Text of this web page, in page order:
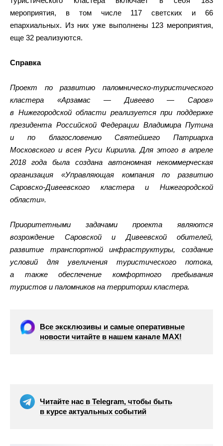
мероприятия, в том числе 117 светских и 66
епархиальных. Из них уже выполнены 123 мероприятия,
еще 32 реализуются.
Справка
Проект по развитию паломническо-туристического
кластера «Арзамас — Дивеево — Саров»
в Нижегородской области реализуется при поддержке
президента Российской Федерации Владимира Путина
и по благословению Святейшего Патриарха
Московского и всея Руси Кирилла. Для этого в апреле
2018 года была создана автономная некоммерческая
организация «Управляющая компания по развитию
Саровско-Дивеевского кластера и Нижегородской
области».
Приоритетными задачами проекта являются
возрождение Саровской и Дивеевской обителей,
развитие транспортной инфраструктуры, создание
условий для увеличения туристического потока,
а также обеспечение комфортного пребывания
туристов и паломников на территории кластера.
Все эксклюзивы и самые оперативные
новости читайте в нашем канале МАХ!
Читайте нас в Telegram, чтобы быть
в курсе актуальных событий